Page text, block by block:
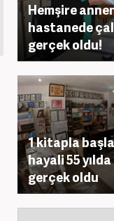
Hemşire
hastanede
gerçek oldu!
1 kitapla
hayali 55
gerçek oldu